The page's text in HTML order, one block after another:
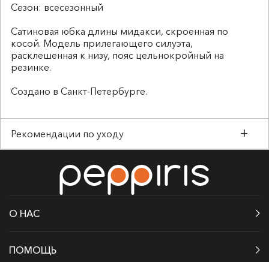
Сезон: всесезонный
Сатиновая юбка длины мидакси, скроенная по
косой. Модель прилегающего силуэта,
расклешенная к низу, пояс цельнокройный на
резинке.
Создано в Санкт-Петербурге.
Рекомендации по уходу
Деликатная стирка до 30°C
Не отбеливать
Температура утюга до 110°C
Барабанная сушка запрещена
Деликатный материал требует бережного
О НАС
ПОМОЩЬ